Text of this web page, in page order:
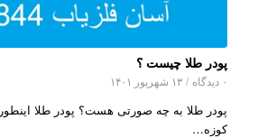
پودر طلا چیست ؟
۰ دیدگاه / ۱۳ شهریور ۱۴۰۱
پودر طلا به چه صورتی هست؟ پودر طلا
کوزه…